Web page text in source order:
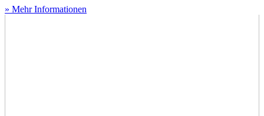
» Mehr Informationen